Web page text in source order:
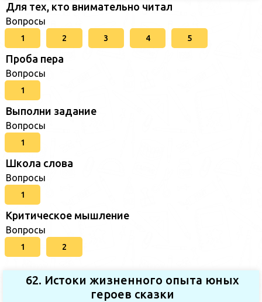
Для тех, кто внимательно читал
Вопросы
1 2 3 4 5
Проба пера
Вопросы
1
Выполни задание
Вопросы
1
Школа слова
Вопросы
1
Критическое мышление
Вопросы
1 2
62. Истоки жизненного опыта юных
героев сказки